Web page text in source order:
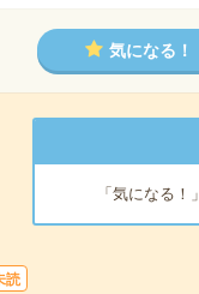
気になる！
「気になる
読